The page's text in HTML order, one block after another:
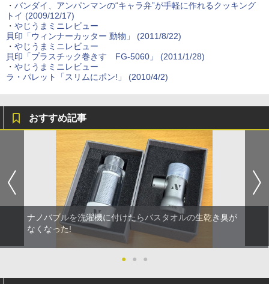
・ バンダイ、アンパンマンの“キャラ弁”が手軽に作れるクッキング
トイ (2009/12/17)
・ やじうまミニレビュー
貝印「ウィンナーカッター 動物」 (2011/8/22)
・ やじうまミニレビュー
貝印「プラスチック巻きす FG-5060」 (2011/1/28)
・ やじうまミニレビュー
ラ・パレット「スリムにポン!」 (2010/4/2)
おすすめ記事
ナノバブルを洗濯機に付けたらバスタオルの生乾き臭が
なくなった!
● ● ●